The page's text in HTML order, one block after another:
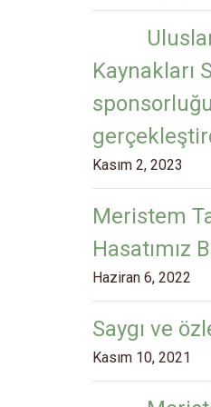
Kaynakları
Kasım 2, 2023
Meristem
Hasatımız
Haziran 6, 2022
Saygı ve
Kasım 10, 2021